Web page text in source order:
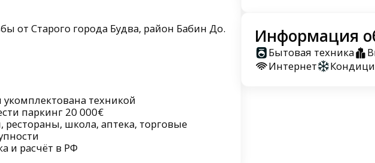
от Старого города Будва, район Бабин До.
техникой
паркинг 20 000€
рестораны, школа, аптека, торговые
и расчёт в РФ
Информация
Бытовая техника
Интернет